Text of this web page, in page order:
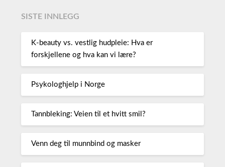
SISTE INNLEGG
K-beauty vs. vestlig hudpleie: Hva er
forskjellene og hva kan vi lære?
Psykologhjelp i Norge
Tannbleking: Veien til et hvitt smil?
Venn deg til munnbind og masker